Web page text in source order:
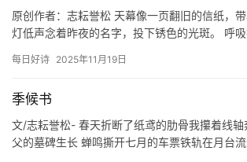
每
日
好
原创作者：志耘誉松 天幕像一页翻旧的信纸，
灯低声念着昨夜的名字，投下锈色的光斑。 呼
每日好诗 2025年11月19日
季候书
文/志耘誉松- 春天折断了纸鸢的肋骨我攥着线轴
父的墓碑生长 蝉鸣撕开七月的车票铁轨在月台